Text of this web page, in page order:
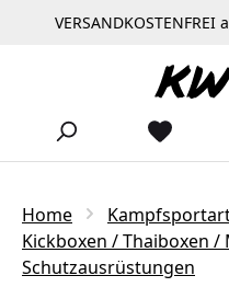
Zum Hauptinhalt springen
Home
Kickboxen / Thaiboxen /
Schutzausrüstungen